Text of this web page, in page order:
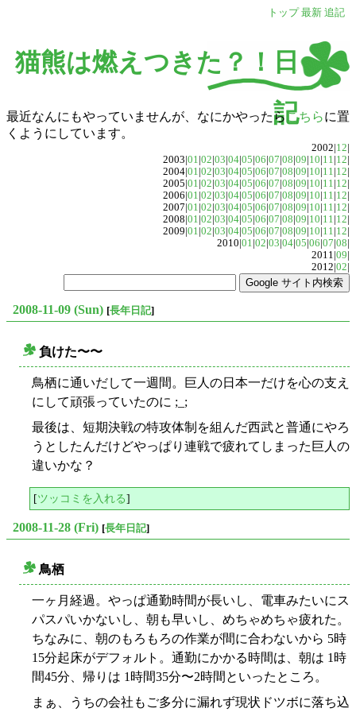
トップ 最新 追記
猫熊は燃えつきた？！日
記
最近なんにもやっていませんが、なにかやったら こちらに置
くようにしています。
2002|12|
2003|01|02|03|04|05|06|07|08|09|10|11|12|
2004|01|02|03|04|05|06|07|08|09|10|11|12|
2005|01|02|03|04|05|06|07|08|09|10|11|12|
2006|01|02|03|04|05|06|07|08|09|10|11|12|
2007|01|02|03|04|05|06|07|08|09|10|11|12|
2008|01|02|03|04|05|06|07|08|09|10|11|12|
2009|01|02|03|04|05|06|07|08|09|10|11|12|
2010|01|02|03|04|05|06|07|08|
2011|09|
2012|02|
2008-11-09 (Sun) [長年日記]
負けた〜〜
鳥栖に通いだして一週間。巨人の日本一だけを心の支え
にして頑張っていたのに ;_;
最後は、短期決戦の特攻体制を組んだ西武と普通にやろ
うとしたんだけどやっぱり連戦で疲れてしまった巨人の
違いかな？
[ツッコミを入れる]
2008-11-28 (Fri) [長年日記]
鳥栖
一ヶ月経過。やっぱ通勤時間が長いし、電車みたいにス
パスパいかないし、朝も早いし、めちゃめちゃ疲れた。
ちなみに、朝のもろもろの作業が間に合わないから 5時
15分起床がデフォルト。通勤にかかる時間は、朝は 1時
間45分、帰りは 1時間35分〜2時間といったところ。
まぁ、うちの会社もご多分に漏れず現状ドツボに落ち込